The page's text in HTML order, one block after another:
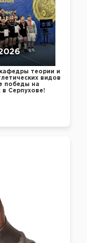
теории и
видов
победы на
в Серпухове!